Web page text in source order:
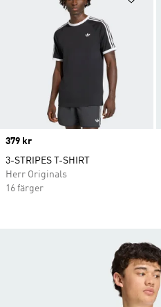
Price
379 kr
3-STRIPES T-SHIRT
Herr Originals
16 färger